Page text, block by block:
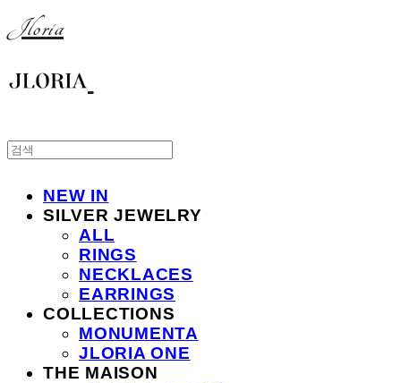
Jloria
NEW IN
SILVER JEWELRY
ALL
RINGS
NECKLACES
EARRINGS
COLLECTIONS
MONUMENTA
JLORIA ONE
THE MAISON